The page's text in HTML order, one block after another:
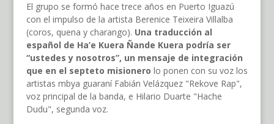
El grupo se formó hace trece años en Puerto Iguazú
con el impulso de la artista Berenice Teixeira Villalba
(coros, quena y charango). Una traducción al
español de Ha’e Kuera Ñande Kuera podría ser
“ustedes y nosotros”, un mensaje de integración
que en el septeto misionero lo ponen con su voz los
artistas mbya guaraní Fabián Velázquez "Rekove Rap",
voz principal de la banda, e Hilario Duarte "Hache
Dudu", segunda voz.